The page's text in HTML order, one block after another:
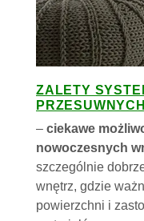
ZALETY
– ciekawe
nowoczesnych
szczególnie
wnętrz, gdzie
powierzchni i